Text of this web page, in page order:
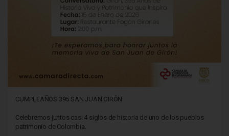
CUMPLEAÑOS 395 SAN JUAN GIRÓN
Celebremos juntos casi 4 siglos de historia de uno de los pueblos
patrimonio de Colombia.